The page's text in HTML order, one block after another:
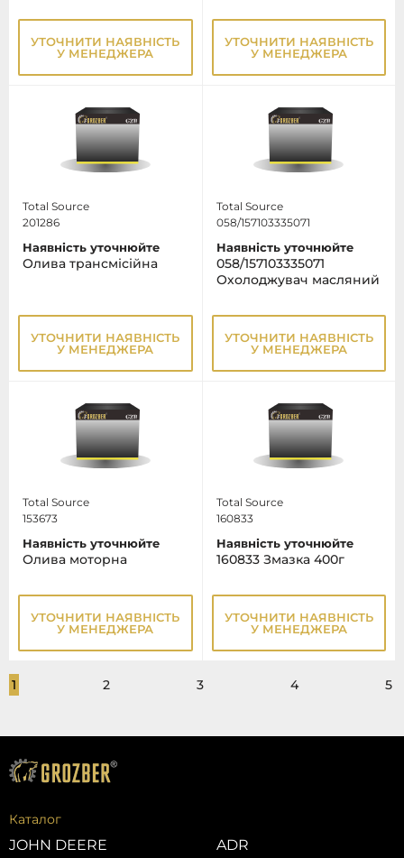
УТОЧНИТИ НАЯВНІСТЬ
У МЕНЕДЖЕРА
УТОЧНИТИ НАЯВНІСТЬ
У МЕНЕДЖЕРА
Total Source
201286
Наявність уточнюйте
Олива трансмісійна
УТОЧНИТИ НАЯВНІСТЬ
У МЕНЕДЖЕРА
Total Source
058/157103335071
Наявність уточнюйте
058/157103335071
Охолоджувач масляний
УТОЧНИТИ НАЯВНІСТЬ
У МЕНЕДЖЕРА
Total Source
153673
Наявність уточнюйте
Олива моторна
УТОЧНИТИ НАЯВНІСТЬ
У МЕНЕДЖЕРА
Total Source
160833
Наявність уточнюйте
160833 Змазка 400г
УТОЧНИТИ НАЯВНІСТЬ
У МЕНЕДЖЕРА
1 2 3 4 5
Каталог
JOHN DEERE
ADR